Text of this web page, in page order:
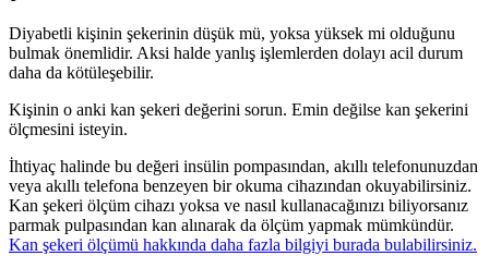
Diyabetli kişinin şekerinin düşük mü, yoksa yüksek mi olduğunu
bulmak önemlidir. Aksi halde yanlış işlemlerden dolayı acil durum
daha da kötüleşebilir.
Kişinin o anki kan şekeri değerini sorun. Emin değilse kan şekerini
ölçmesini isteyin.
İhtiyaç halinde bu değeri insülin pompasından, akıllı telefonunuzdan
veya akıllı telefona benzeyen bir okuma cihazından okuyabilirsiniz.
Kan şekeri ölçüm cihazı yoksa ve nasıl kullanacağınızı biliyorsanız
parmak pulpasından kan alınarak da ölçüm yapmak mümkündür.
Kan şekeri ölçümü hakkında daha fazla bilgiyi burada bulabilirsiniz.